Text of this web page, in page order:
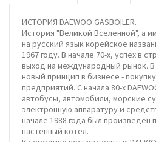
ИСТОРИЯ DAEWOO GASBOILER.
История "Великой Вселенной", а
на русский язык корейское
1967 году. В начале 70-х, успех в
выход на международный рынок. В
новый принцип в бизнесе -
предприятий. С начала 80-х
автобусы, автомобили, морские
электронную аппаратуру и
начале 1988 года был произведен
настенный котел.